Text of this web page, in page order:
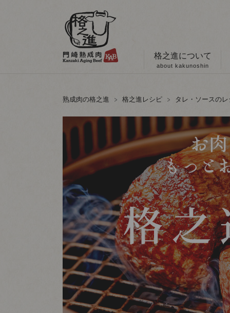
格之進について
about kakunoshin
熟成肉の格之進 格之進レシピ タレ・ソースの